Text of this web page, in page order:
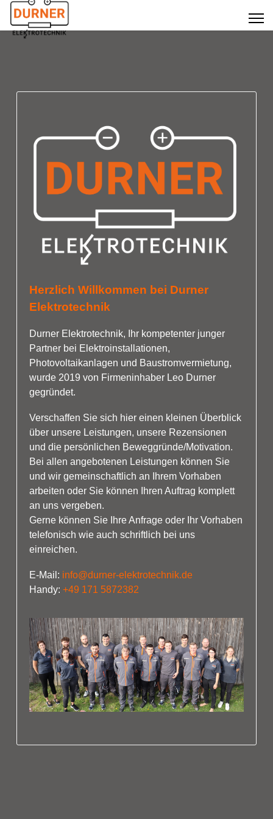
Herzlich Willkommen bei Durner
Elektrotechnik
Durner Elektrotechnik, Ihr kompetenter junger
Partner bei Elektroinstallationen,
Photovoltaikanlagen und Baustromvermietung,
wurde 2019 von Firmeninhaber Leo Durner
gegründet.
Verschaffen Sie sich hier einen kleinen Überblick
über unsere Leistungen, unsere Rezensionen
und die persönlichen Beweggründe/Motivation.
Bei allen angebotenen Leistungen können Sie
und wir gemeinschaftlich an Ihrem Vorhaben
arbeiten oder Sie können Ihren Auftrag komplett
an uns vergeben.
Gerne können Sie Ihre Anfrage oder Ihr Vorhaben
telefonisch wie auch schriftlich bei uns
einreichen.
E-Mail: info@durner-elektrotechnik.de
Handy: +49 171 5872382